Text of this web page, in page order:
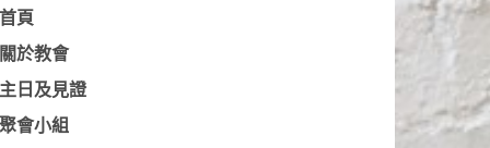
首頁
關於教會
主日及見證
聚會小組